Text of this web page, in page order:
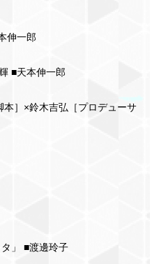
伸一郎
■天本伸一郎
］×鈴木吉弘［プロデューサ
」 ■渡邊玲子